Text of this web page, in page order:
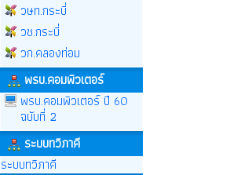
วษท.กระบี่
วช.กระบี่
วก.คลองท่อม
พรบ.คอมพิวเตอร์
พรบ.คอมพิวเตอร์ ปี 60
ฉบับที่ 2
ระบบทวิภาคี
ระบบทวิภาคี